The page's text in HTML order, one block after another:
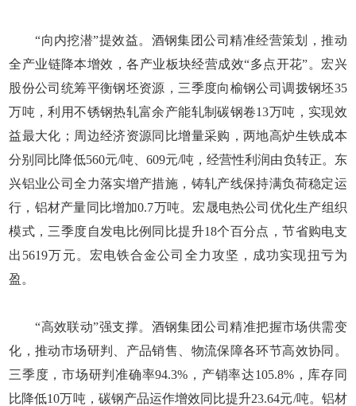
“向内挖潜”提效益。酒钢集团公司精准经营策划，推动
全产业链降本增效，各产业板块经营成效“多点开花”。宏兴
股份公司统筹平衡钢坯资源，三季度向榆钢公司调拨钢坯35
万吨，利用不锈钢热轧富余产能轧制碳钢卷13万吨，实现效
益最大化；周边经济资源同比增量采购，两地高炉生铁成本
分别同比降低560元/吨、609元/吨，经营性利润由负转正。东
兴铝业公司全力落实增产措施，铸轧产线保持满负荷稳定运
行，铝材产量同比增加0.7万吨。宏晟电热公司优化生产组织
模式，三季度自发电比例同比提升18个百分点，节省购电支
出5619万元。宏电铁合金公司全力攻坚，成功实现扭亏为
盈。
“高效联动”强支撑。酒钢集团公司精准把握市场供需变
化，推动市场研判、产品销售、物流保障各环节高效协同。
三季度，市场研判准确率94.3%，产销率达105.8%，库存同
比降低10万吨，碳钢产品运作增效同比提升23.64元/吨。铝材